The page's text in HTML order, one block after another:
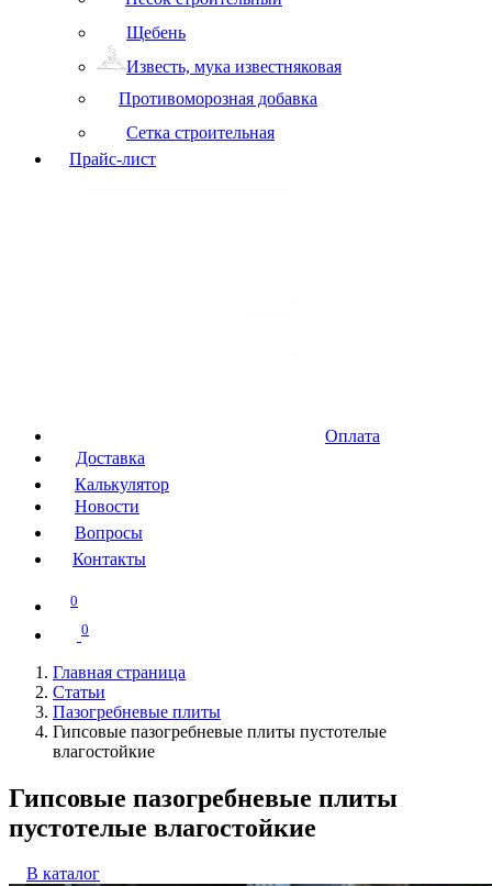
Щебень
Известь, мука известняковая
Противоморозная добавка
Сетка строительная
Прайс-лист
Оплата
Доставка
Калькулятор
Новости
Вопросы
Контакты
0
0
Главная страница
Статьи
Пазогребневые плиты
Гипсовые пазогребневые плиты пустотелые
влагостойкие
Гипсовые пазогребневые плиты
пустотелые влагостойкие
В каталог